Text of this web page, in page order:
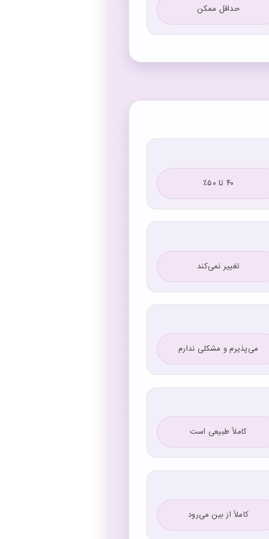
حداقل ممکن
۴۰ تا ۵۰٪
تغییر نمی‌کند
می‌پذیرم و مشکلی ندارم
کاملاً طبیعی است
کاملاً از بین می‌رود